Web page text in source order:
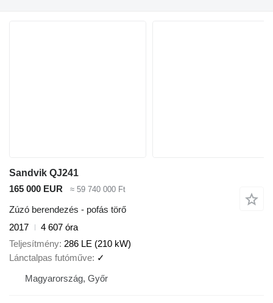
Sandvik QJ241
165 000 EUR
≈ 59 740 000 Ft
Zúzó berendezés - pofás törő
2017
4 607 óra
Teljesítmény 286 LE (210 kW)
Lánctalpas futóműve ✓
Magyarország, Győr